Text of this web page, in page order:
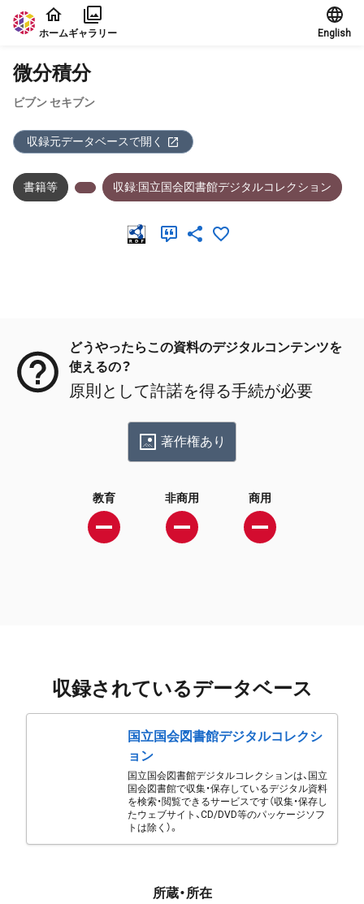
本文に飛ぶ
ホームギャラリー English
微分積分
ビブン セキブン
収録元データベースで開く
書籍等 収録:国立国会図書館デジタルコレクション
どうやったらこの資料のデジタルコンテンツを
使えるの？
原則として許諾を得る手続が必要
著作権あり
教育 非商用 商用
収録されているデータベース
国立国会図書館デジタルコレクシ
ョン
国立国会図書館デジタルコレクションは、国立
国会図書館で収集・保存しているデジタル資料
を検索・閲覧できるサービスです（収集・保存し
たウェブサイト、CD/DVD等のパッケージソフ
トは除く）。
所蔵・所在